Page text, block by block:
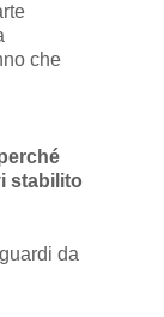
che
stabilito
da